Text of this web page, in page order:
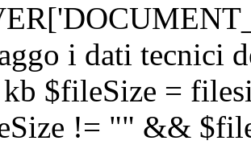
i dati tecnici
$fileSize =
!= "" &&